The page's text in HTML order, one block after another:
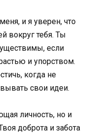
и я уверен, что
вокруг тебя. Ты
если
и упорством.
когда не
свои идеи.
личность, но и
доброта и забота